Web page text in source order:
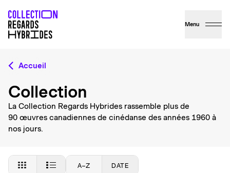
Menu
Accueil
Collection
La Collection Regards Hybrides rassemble plus de
90 œuvres canadiennes de cinédanse des années 1960 à
nos jours.
A–Z DATE